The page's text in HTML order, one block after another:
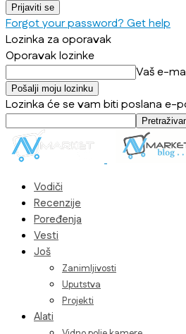
Forgot your password? Get help
Lozinka za oporavak
Oporavak lozinke
Vaš e-
Lozinka će se vam biti poslana e-
Vodiči
Recenzije
Poređenja
Vesti
Još
Zanimljivosti
Uputstva
Projekti
Alati